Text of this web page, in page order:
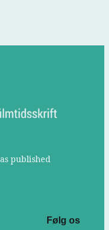
published
Følg os